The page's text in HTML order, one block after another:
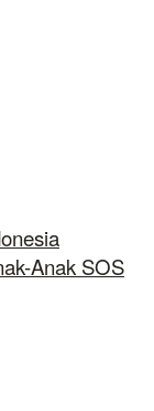
Anak SOS